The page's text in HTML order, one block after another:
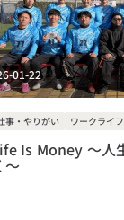
01-22
事・やりがい ワークライ
Money 〜人生を楽しむために働
〜